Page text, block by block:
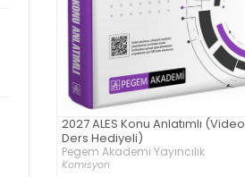
2027 ALES Konu Anlatımlı (Video
Ders Hediyeli)
Pegem Akademi Yayıncılık
Komisyon